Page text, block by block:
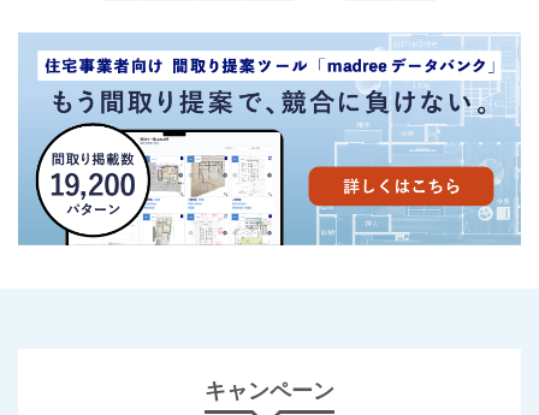
キャンペーン